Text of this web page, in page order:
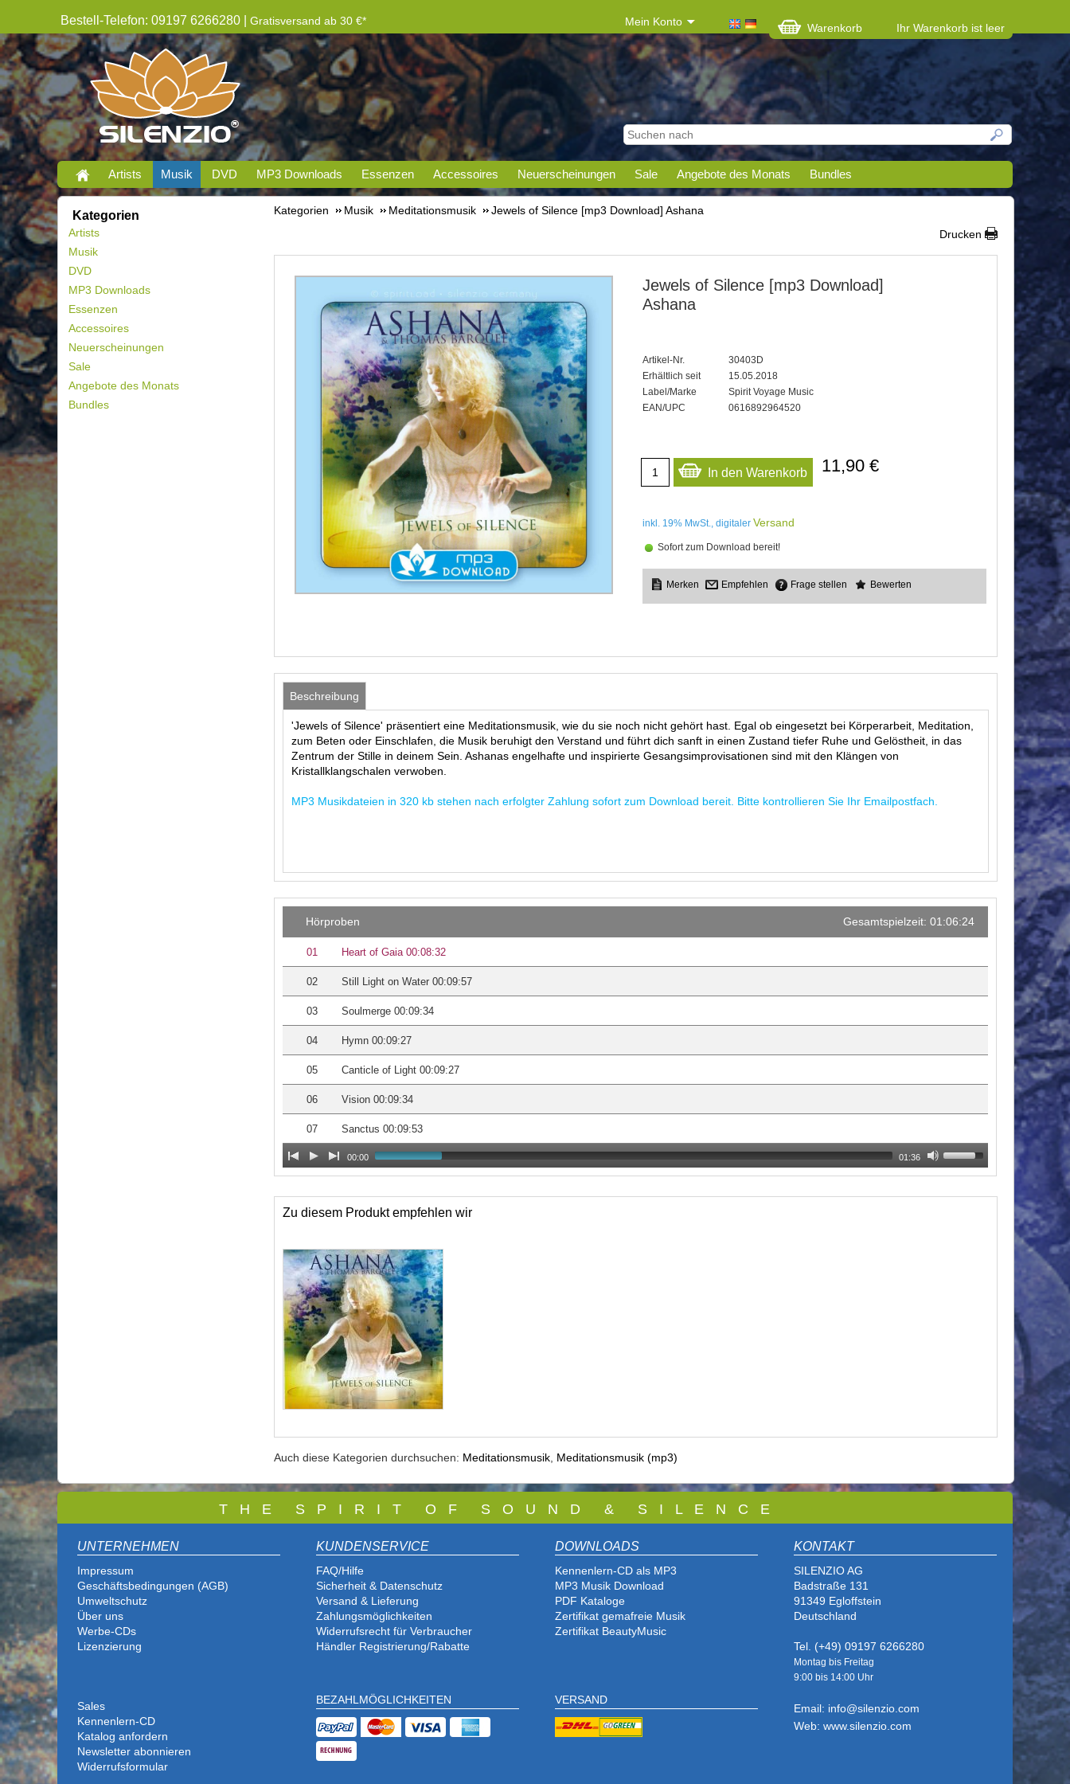
Bestell-Telefon: 09197 6266280 | Gratisversand ab 30 €* Mein Konto Warenkorb Ihr Warenkorb ist leer
Artists Musik DVD MP3 Downloads Essenzen Accessoires Neuerscheinungen Sale Angebote des Monats Bundles
Kategorien
Artists
Musik
DVD
MP3 Downloads
Essenzen
Accessoires
Neuerscheinungen
Sale
Angebote des Monats
Bundles
Kategorien Musik Meditationsmusik
Jewels of Silence [mp3 Download] Ashana
Drucken
Jewels of Silence [mp3 Download]
Ashana
Artikel-Nr.
30403D
Erhältlich seit
15.05.2018
Label/Marke
Spirit Voyage Music
EAN/UPC
0616892964520
In den Warenkorb 11,90 €
inkl. 19% MwSt., digitaler Versand
Sofort zum Download bereit!
Empfehlen Frage stellen Bewerten
Beschreibung
'Jewels of Silence' präsentiert eine Meditationsmusik, wie du sie noch nicht gehört hast. Egal ob eingesetzt bei Körperarbeit, Meditation,
zum Beten oder Einschlafen, die Musik beruhigt den Verstand und führt dich sanft in einen Zustand tiefer Ruhe und Gelöstheit, in das
Zentrum der Stille in deinem Sein. Ashanas engelhafte und inspirierte Gesangsimprovisationen sind mit den Klängen von
Kristallklangschalen verwoben.
MP3 Musikdateien in 320 kb stehen nach erfolgter Zahlung sofort zum Download bereit. Bitte kontrollieren Sie Ihr Emailpostfach.
Hörproben Gesamtspielzeit: 01:06:24
01 Heart of Gaia 00:08:32
02 Still Light on Water 00:09:57
03 Soulmerge 00:09:34
04 Hymn 00:09:27
05 Canticle of Light 00:09:27
06 Vision 00:09:34
07 Sanctus 00:09:53
00:00 01:36
Zu diesem Produkt empfehlen wir
Auch diese Kategorien durchsuchen: Meditationsmusik Meditationsmusik (mp3)
T H E S P I R I T O F S O U N D & S I L E N C E
UNTERNEHMEN
Impressum
Geschäftsbedingungen (AGB)
Umweltschutz
Über uns
Werbe-CDs
Lizenzierung
KUNDENSERVICE
FAQ/Hilfe
Sicherheit & Datenschutz
Versand & Lieferung
Zahlungsmöglichkeiten
Widerrufsrecht für Verbraucher
Händler Registrierung/Rabatte
DOWNLOADS
Kennenlern-CD als MP3
MP3 Musik Download
PDF Kataloge
Zertifikat gemafreie Musik
Zertifikat BeautyMusic
Sales
Kennenlern-CD
Katalog anfordern
Newsletter abonnieren
Widerrufsformular
BEZAHLMÖGLICHKEITEN VERSAND
KONTAKT
SILENZIO AG
Badstraße 131
91349 Egloffstein
Deutschland
Tel. (+49) 09197 6266280
Montag bis Freitag
9:00 bis 14:00 Uhr
Email: info@silenzio.com
Web: www.silenzio.com